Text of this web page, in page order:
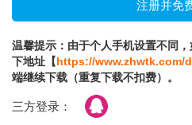
温馨提示：由于个人手机设置不同
下地址【https://www.zhwtk.com/
端继续下载（重复下载不扣费）。
三方登录：